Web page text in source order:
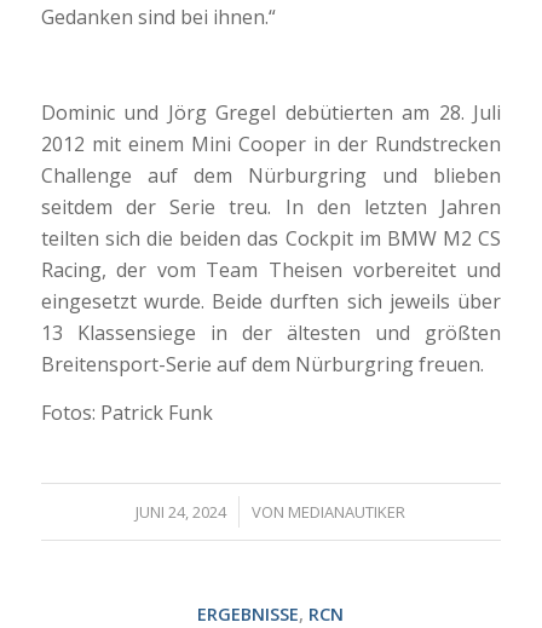
Gedanken sind bei ihnen.“
Dominic und Jörg Gregel debütierten am 28. Juli
2012 mit einem Mini Cooper in der Rundstrecken
Challenge auf dem Nürburgring und blieben
seitdem der Serie treu. In den letzten Jahren
teilten sich die beiden das Cockpit im BMW M2 CS
Racing, der vom Team Theisen vorbereitet und
eingesetzt wurde. Beide durften sich jeweils über
13 Klassensiege in der ältesten und größten
Breitensport-Serie auf dem Nürburgring freuen.
Fotos: Patrick Funk
JUNI 24, 2024
/ VON MEDIANAUTIKER
ERGEBNISSE, RCN